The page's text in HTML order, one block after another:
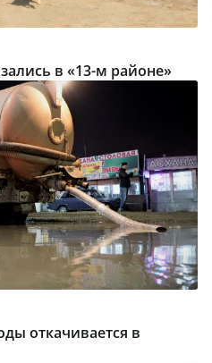
в «13-м районе»
откачивается в